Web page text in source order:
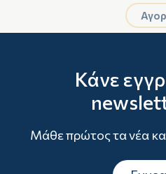
Κάνε
Μάθε πρώτος τα νέα